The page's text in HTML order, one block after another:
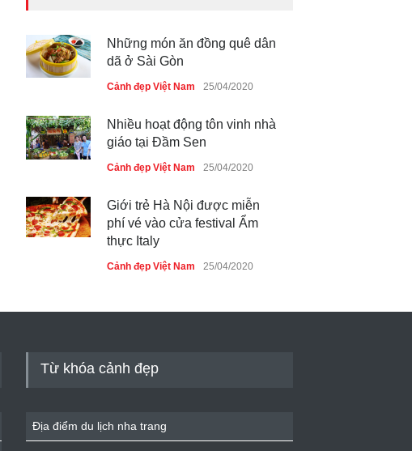
Những món ăn đồng quê dân
dã ở Sài Gòn
Cảnh đẹp Việt Nam 25/04/2020
Nhiều hoạt động tôn vinh nhà
giáo tại Đầm Sen
Cảnh đẹp Việt Nam 25/04/2020
Giới trẻ Hà Nội được miễn
phí vé vào cửa festival Ẩm
thực Italy
Cảnh đẹp Việt Nam 25/04/2020
Cảnh đẹp Việt Nam
Từ khóa cảnh đẹp
Địa điểm du lịch nha trang